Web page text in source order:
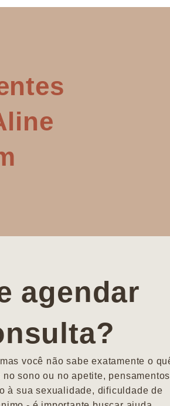
agendar
você não sabe exatamente o
sono ou no apetite,
à sua sexualidade, dificuldade de